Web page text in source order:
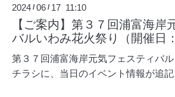
2024 /06 / 17 11:10
【ご案内】第３７回浦富海岸
バルいわみ花火祭り（開催日
第３７回浦富海岸元気フェスティバル
チラシに、当日のイベント情報が追記